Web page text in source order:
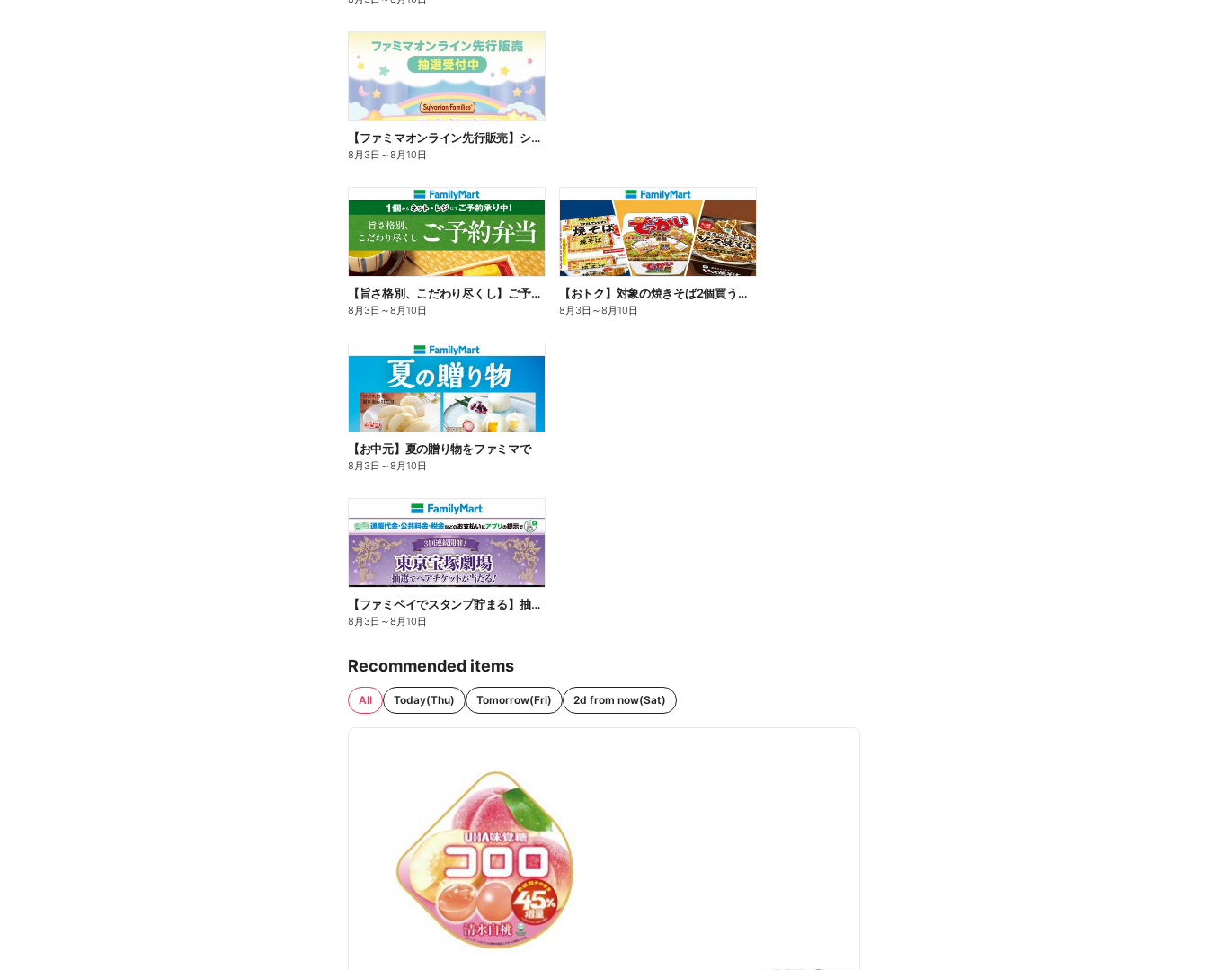
【ファミマオンライン先行販売】シルバニアファミリー
8月3日 ～8月10日
【旨さ格別、こだわり尽くし】ご予約弁当
8月3日 ～8月10日
【おトク】対象の焼きそば2個買うと100円引き!
8月3日 ～8月10日
【お中元】夏の贈り物をファミマで
8月3日 ～8月10日
【ファミペイでスタンプ貯まる】抽選でペアチケットが当たる!
8月3日 ～8月10日
Recommended items
All Today(Thu) Tomorrow(Fri) 2d from now(Sat)